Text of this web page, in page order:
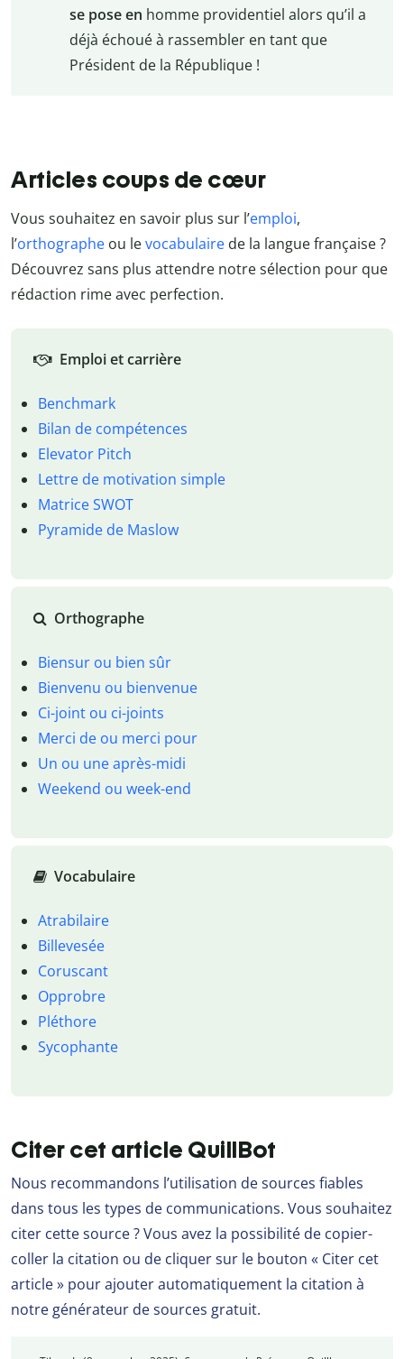
se pose en homme providentiel alors qu’il a
déjà échoué à rassembler en tant que
Président de la République !
Articles coups de cœur
Vous souhaitez en savoir plus sur l’emploi,
l’orthographe ou levocabulaire de la langue française ?
Découvrez sans plus attendre notre sélection pour que
rédaction rime avec perfection.
Emploi et carrière
Benchmark
Bilan de compétences
Elevator Pitch
Lettre de motivation simple
Matrice SWOT
Pyramide de Maslow
Orthographe
Biensur ou bien sûr
Bienvenu ou bienvenue
Ci-joint ou ci-joints
Merci de ou merci pour
Un ou une après-midi
Weekend ou week-end
Vocabulaire
Atrabilaire
Billevesée
Coruscant
Opprobre
Pléthore
Sycophante
Citer cet article QuillBot
Nous recommandons l’utilisation de sources fiables
dans tous les types de communications. Vous souhaitez
citer cette source ? Vous avez la possibilité de copier-
coller la citation ou de cliquer sur le bouton « Citer cet
article » pour ajouter automatiquement la citation à
notre générateur de sources gratuit.